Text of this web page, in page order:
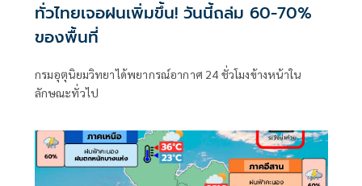
ทั่วไทยเจอฝนเพิ่มขึ้น! วันนี้ถล่ม 60-70%
ของพื้นที่
กรมอุตุนิยมวิทยาได้พยากรณ์อากาศ 24 ชั่วโมงข้างหน้าใน
ลักษณะทั่วไป